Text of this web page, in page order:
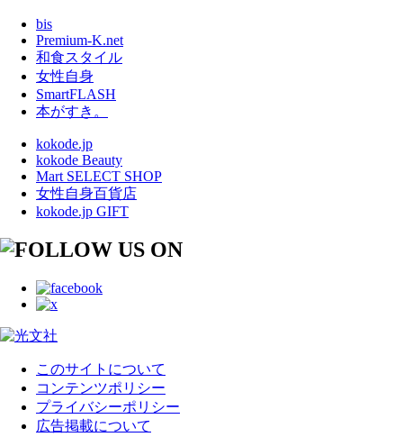
bis
Premium-K.net
和食スタイル
女性自身
SmartFLASH
本がすき。
kokode.jp
kokode Beauty
Mart SELECT SHOP
女性自身百貨店
kokode.jp GIFT
このサイトについて
コンテンツポリシー
プライバシーポリシー
広告掲載について